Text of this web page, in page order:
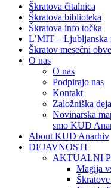
Škratova čitalnica
Škratova biblioteka
Škratova info točka
L’MIT – Ljubljanska
Škratov mesečni
O nas
O nas
Podpirajo nas
Kontakt
Založniška
Novinarska
smo KUD
About KUD Anarhiv
DEJAVNOSTI
AKTUALNI
Magija